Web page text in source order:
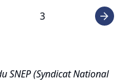
3 arrow_right
SNEP (Syndicat National